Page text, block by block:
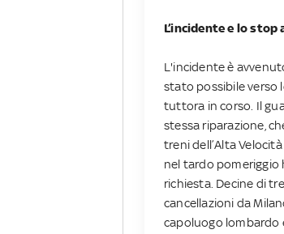
L’incidente e lo stop
L'incidente è
stato possibile verso
tuttora in corso. Il
stessa riparazione,
treni dell’Alta
nel tardo pomeriggio
richiesta. Decine di
cancellazioni da
capoluogo lombardo